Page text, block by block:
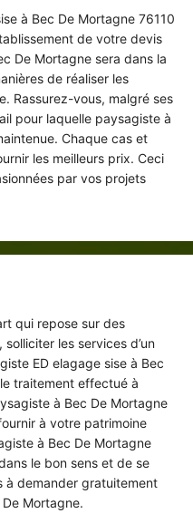
à Bec De Mortagne 76110
de votre devis
De Mortagne sera dans la
de réaliser les
Rassurez-vous, malgré ses
pour laquelle paysagiste à
Chaque cas et
les meilleurs prix. Ceci
par vos projets
qui repose sur des
les services d’un
ED elagage sise à Bec
traitement effectué à
à Bec De Mortagne
à votre patrimoine
à Bec De Mortagne
le bon sens et de se
à demander gratuitement
Mortagne.